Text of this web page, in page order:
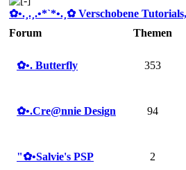
✿ •.¸.¸.•*`*•.¸✿ Verschobene
Forum
Themen
✿ •. Butterfly 353
✿ •.Cre@nnie Design 94
"✿ •Salvie's PSP 2